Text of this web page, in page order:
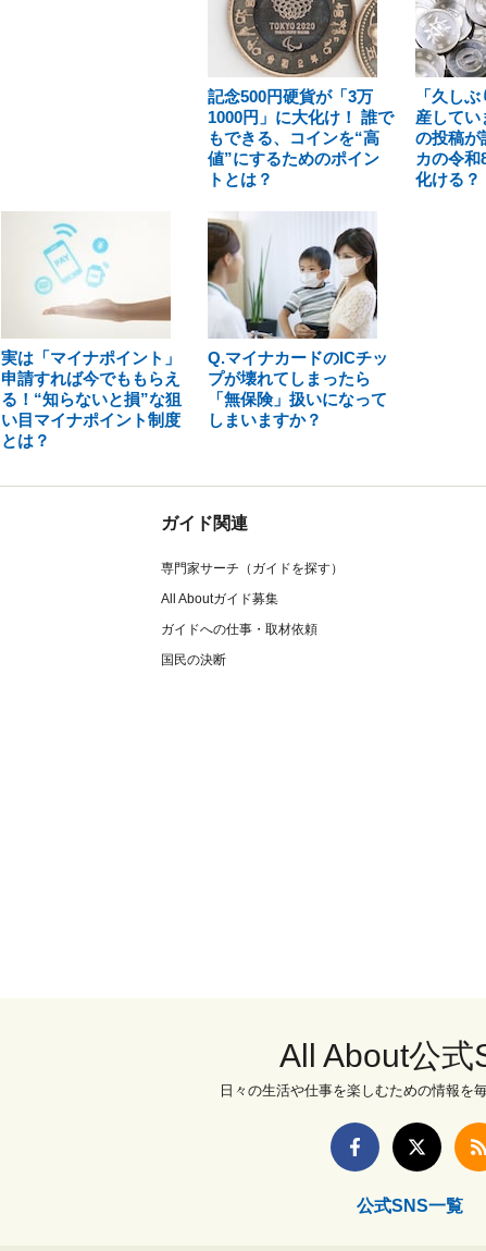
記念500円硬貨が「3万
1000円」に大化け！ 誰で
もできる、コインを“高
値”にするためのポイン
トとは？
「久し
産してい
の投稿が
カの令和
化ける？
実は「マイナポイント」
申請すれば今でももらえ
る！“知らないと損”な狙
い目マイナポイント制度
とは？
Q.マイナカードのICチッ
プが壊れてしまったら
「無保険」扱いになって
しまいますか？
ガイド関連
専門家サーチ（ガイドを探す）
All Aboutガイド募集
ガイドへの仕事・取材依頼
国民の決断
All About公式
日々の生活や仕事を楽しむための情報を
公式SNS一覧